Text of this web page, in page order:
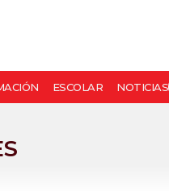
ESCOLAR NOTICIAS